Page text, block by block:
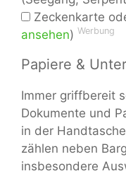
Zeckenkarte
ansehen) Werbung
Papiere &
Immer griffbereit
Dokumente und
in der
zählen neben
insbesondere